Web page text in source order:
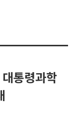
통령과학